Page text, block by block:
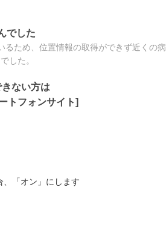
でした
ため、位置情報の取得ができず近くの病
した。
ない方は
トフォンサイト]
「オン」にします